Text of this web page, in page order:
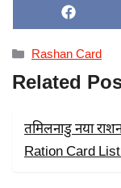
SHARE
ON
F
A
C
E
B
O
Categories
Rashan Card
Related
तमिलनाडु नया
Ration Card